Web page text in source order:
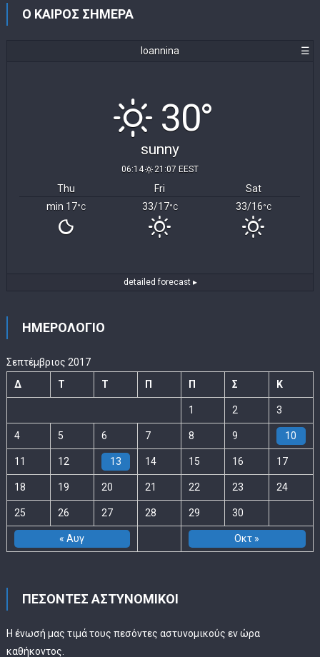
Ο ΚΑΙΡΟΣ ΣΗΜΕΡΑ
Ioannina ☰
30°
sunny
06:14 21:07 EEST
Thu Fri
Sat
min 17°C 33/17°C 33/16°C
detailed forecast ▸
ΗΜΕΡΟΛΟΓΙΟ
Σεπτέμβριος 2017
Δ
Τ Τ Π Π Σ Κ
« Αυγ Οκτ »
1 2 3
4 5 6 7 8 9 10
11 12 13 14 15 16 17
18 19 20 21 22 23 24
25 26 27 28 29 30
ΠΕΣΟΝΤΕΣ ΑΣΤΥΝΟΜΙΚΟΙ
Η ένωσή μας τιμά τους πεσόντες αστυνομικούς εν ώρα
καθήκοντος.